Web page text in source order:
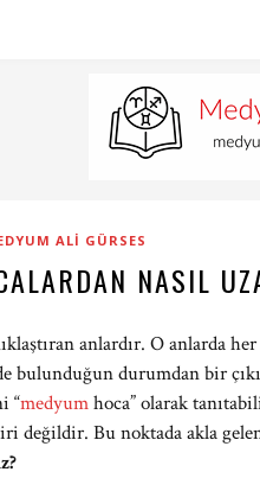
ALI GÜRSES
NASIL
anlardır. O anlarda
bulunduğun durumdan bir
“medyumhoca” olarak
değildir. Bu noktada akla